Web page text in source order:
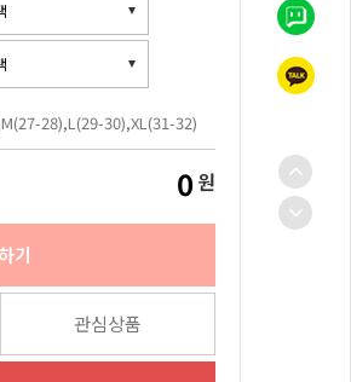
28),L(29-30),XL(31-32)
0 원
기
관심상품